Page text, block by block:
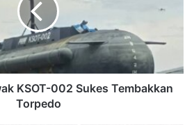
KSOT-002 Sukes Tembakkan
Torpedo